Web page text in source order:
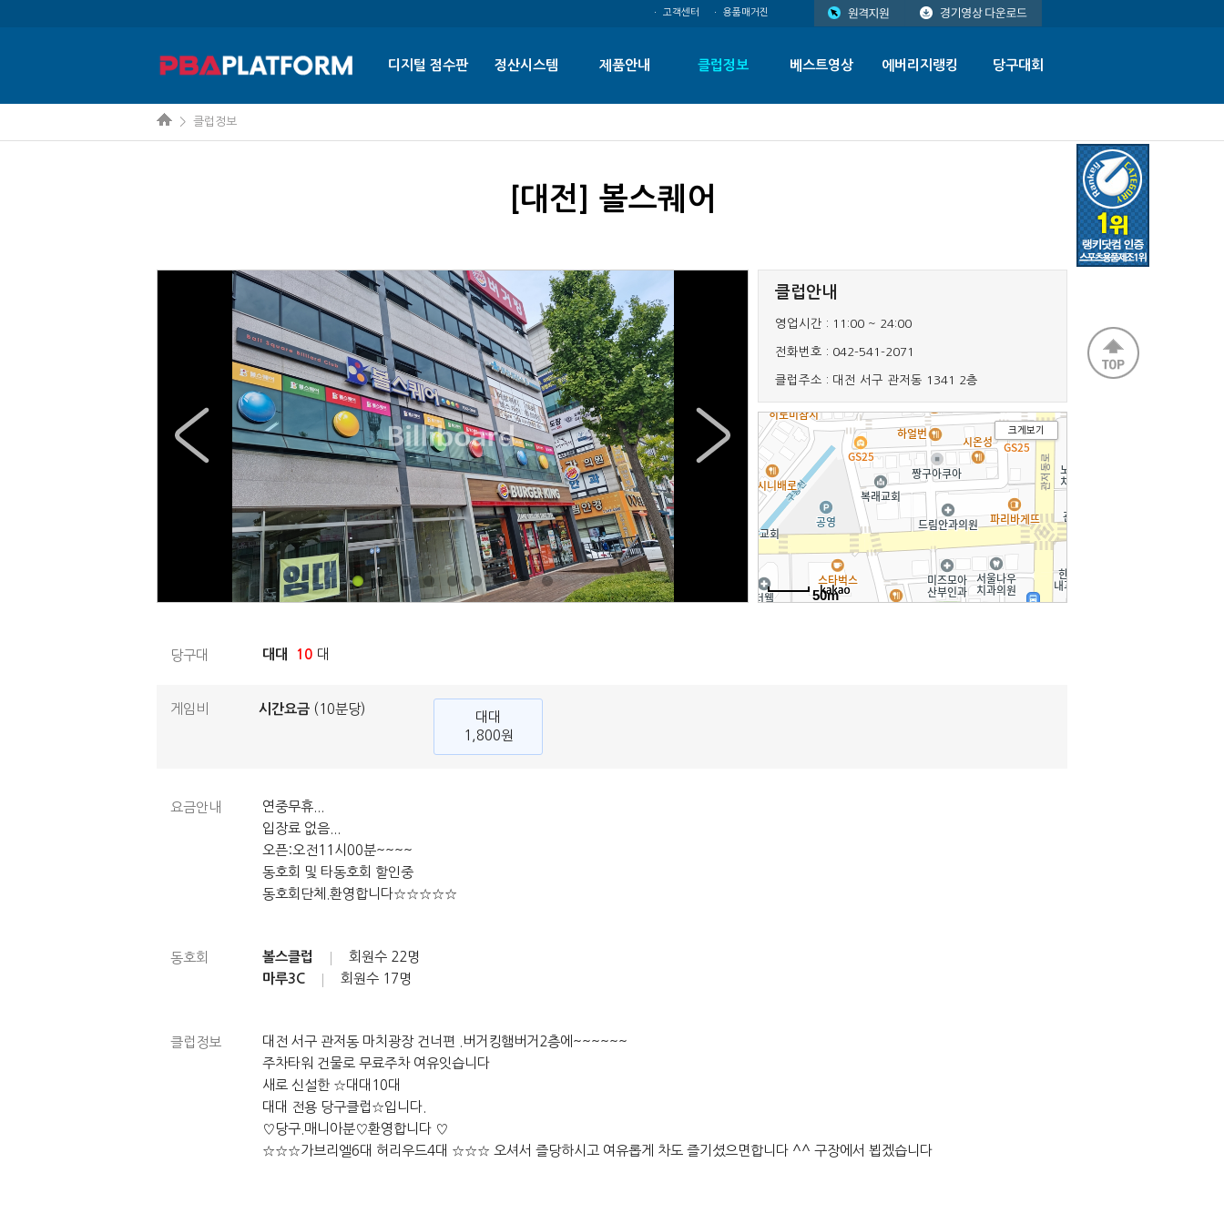
ㆍ 고객센터 ㆍ 용품매거진
디지털 점수판 정산시스템 제품안내 클럽정보 베스트영상 에버리지랭킹 당구대회
> 클럽정보
[대전] 볼스퀘어
클럽안내
영업시간 : 11:00 ~ 24:00
전화번호 : 042-541-2071
클럽주소 : 대전 서구 관저동 1341 2층
50m
크게보기
당구대 대대 10 대
게임비 시간요금 (10분당)
대대
1,800원
요금안내
연중무휴...
입장료 없음...
오픈:오전11시00분~~~~
동호회 및 타동호회 할인중
동호회단체.환영합니다☆☆☆☆☆
동호회 볼스클럽 회원수 22명
마루3C
회원수 17명
클럽정보
대전 서구 관저동 마치광장 건너편 .버거킹햄버거2층에~~~~~~
주차타워 건물로 무료주차 여유잇습니다
새로 신설한 ☆대대10대
대대 전용 당구클럽☆입니다.
♡당구.매니아분♡환영합니다 ♡
☆☆☆가브리엘6대 허리우드4대 ☆☆☆ 오셔서 즐당하시고 여유롭게 차도 즐기셨으면합니다 ^^ 구장에서 뵙겠습니다